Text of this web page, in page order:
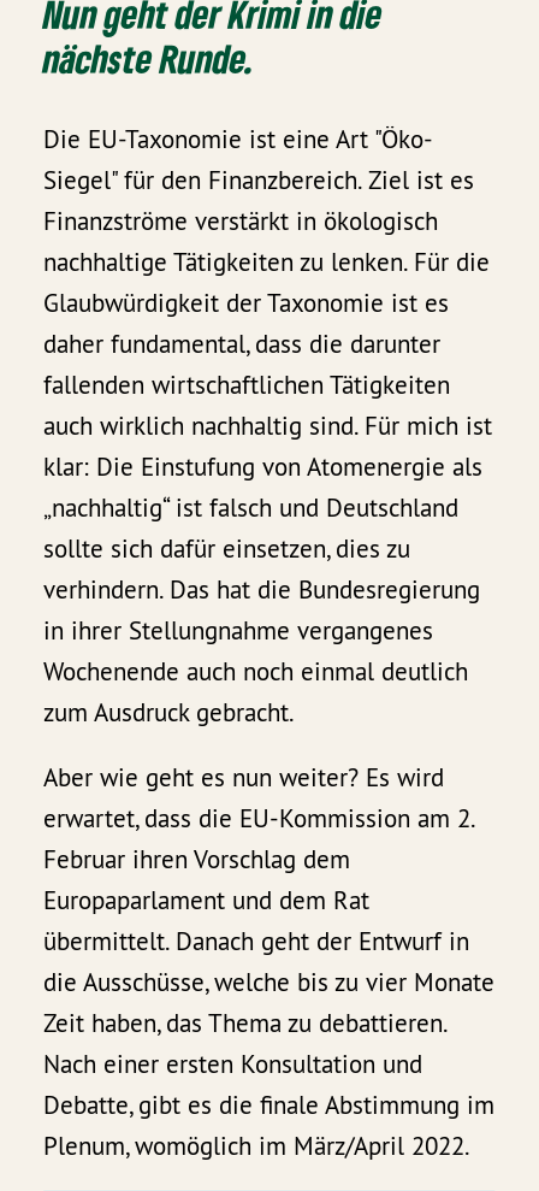
Nun geht der Krimi in die
nächste Runde.
Die EU-Taxonomie ist eine Art "Öko-
Siegel" für den Finanzbereich. Ziel ist es
Finanzströme verstärkt in ökologisch
nachhaltige Tätigkeiten zu lenken. Für die
Glaubwürdigkeit der Taxonomie ist es
daher fundamental, dass die darunter
fallenden wirtschaftlichen Tätigkeiten
auch wirklich nachhaltig sind. Für mich ist
klar: Die Einstufung von Atomenergie als
„nachhaltig“ ist falsch und Deutschland
sollte sich dafür einsetzen, dies zu
verhindern. Das hat die Bundesregierung
in ihrer Stellungnahme vergangenes
Wochenende auch noch einmal deutlich
zum Ausdruck gebracht.
Aber wie geht es nun weiter? Es wird
erwartet, dass die EU-Kommission am 2.
Februar ihren Vorschlag dem
Europaparlament und dem Rat
übermittelt. Danach geht der Entwurf in
die Ausschüsse, welche bis zu vier Monate
Zeit haben, das Thema zu debattieren.
Nach einer ersten Konsultation und
Debatte, gibt es die finale Abstimmung im
Plenum, womöglich im März/April 2022.